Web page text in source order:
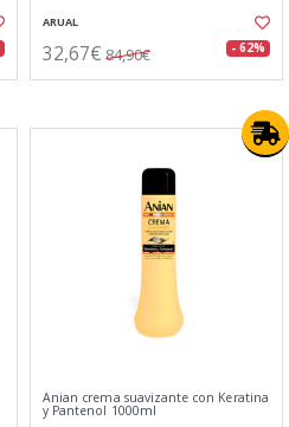
ARUAL
32,67€ 84,90€ - 62%
Anian crema suavizante con Keratina
y Pantenol 1000ml